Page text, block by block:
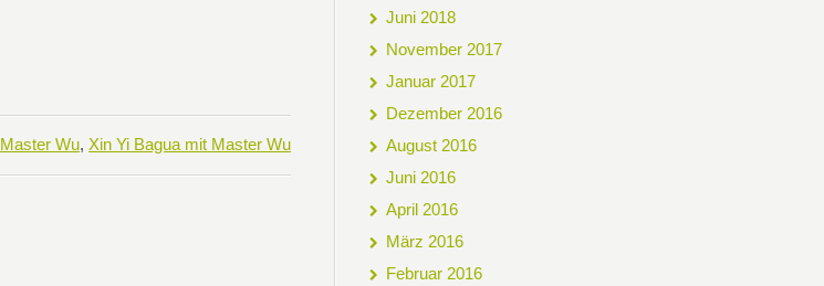
Master Wu, Xin Yi Bagua mit Master Wu
Juni 2018
November 2017
Januar 2017
Dezember 2016
August 2016
Juni 2016
April 2016
März 2016
Februar 2016